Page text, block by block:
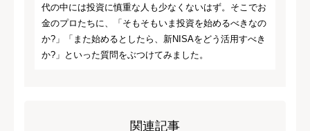
代の中には投資に慎重な人も少なくないはず。そこでお
金のプロたちに、「そもそもいま投資を始めるべきなの
か?」「また始めるとしたら、新NISAをどう活用すべき
か?」といった質問をぶつけてみました。
関連記事